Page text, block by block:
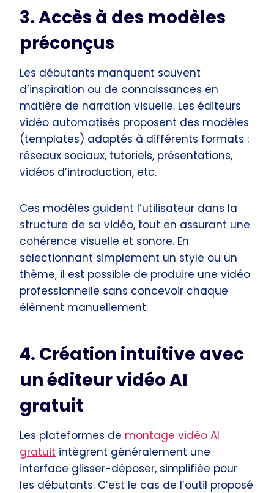
3. Accès à des modèles
préconçus
Les débutants manquent souvent
d’inspiration ou de connaissances en
matière de narration visuelle. Les éditeurs
vidéo automatisés proposent des modèles
(templates) adaptés à différents formats :
réseaux sociaux, tutoriels, présentations,
vidéos d’introduction, etc.
Ces modèles guident l’utilisateur dans la
structure de sa vidéo, tout en assurant une
cohérence visuelle et sonore. En
sélectionnant simplement un style ou un
thème, il est possible de produire une vidéo
professionnelle sans concevoir chaque
élément manuellement.
4. Création intuitive avec
un éditeur vidéo AI
gratuit
Les plateformes de montage vidéo AI
gratuit intègrent généralement une
interface glisser-déposer, simplifiée pour
les débutants. C’est le cas de l’outil proposé